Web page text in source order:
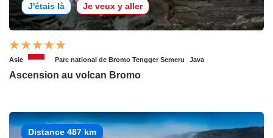
J'étais là Je veux y aller
Asie Parc national de Bromo Tengger Semeru Java
Ascension au volcan Bromo
Distance 487 km